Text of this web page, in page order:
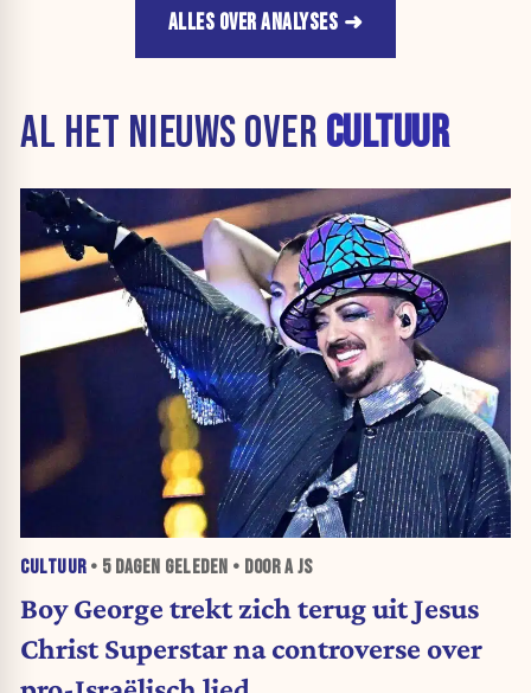
ALLES OVER ANALYSES
AL HET NIEUWS OVER CULTUUR
CULTUUR• 5 DAGEN GELEDEN • DOOR A JS
Boy George trekt zich terug uit Jesus
Christ Superstar na controverse over